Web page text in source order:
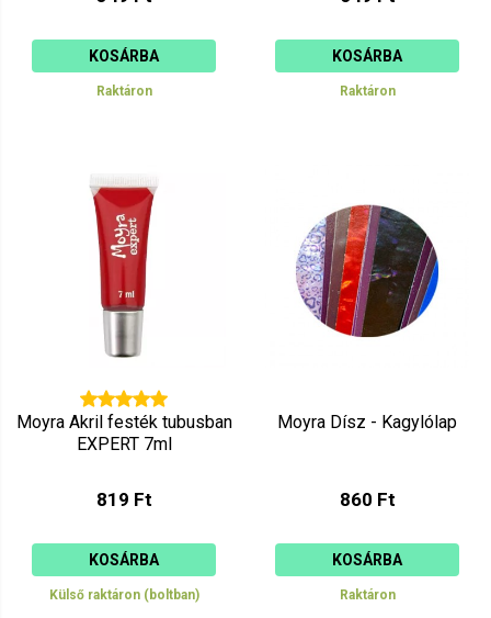
KOSÁRBA
Raktáron
KOSÁRBA
Raktáron
Moyra Akril festék tubusban
EXPERT 7ml
819 Ft
KOSÁRBA
Külső raktáron (boltban)
Moyra Dísz - Kagylólap
860 Ft
KOSÁRBA
Raktáron